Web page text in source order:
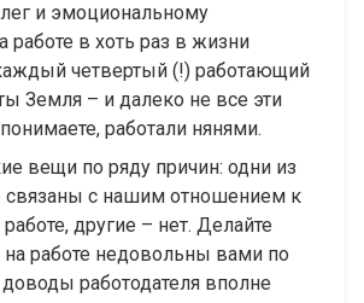
и эмоциональному
работе в хоть раз в жизни
четвертый (!) работающий
Земля – и далеко не все эти
работали нянями.
вещи по ряду причин: одни из
связаны с нашим отношением к
другие – нет. Делайте
работе недовольны вами по
работодателя вполне